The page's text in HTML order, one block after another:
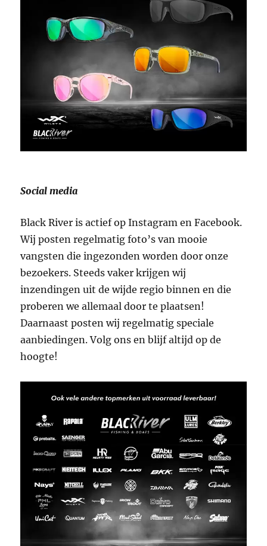
Social media
Black River is actief op Instagram en Facebook.
Wij posten regelmatig foto’s van mooie
vangsten die ingezonden worden door onze
bezoekers. Steeds vaker krijgen wij
inzendingen uit de wijde regio binnen en die
proberen we allemaal door te plaatsen!
Daarnaast posten wij regelmatig speciale
aanbiedingen. Volg ons en blijf altijd op de
hoogte!